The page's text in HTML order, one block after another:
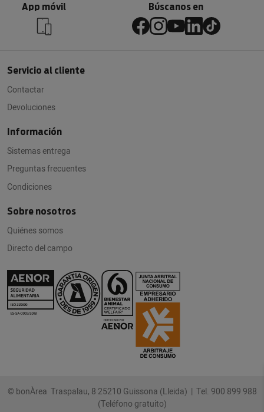
App móvil Búscanos en
Servicio al cliente
Contactar
Devoluciones
Información
Sistemas entrega
Preguntas frecuentes
Condiciones
Sobre nosotros
Quiénes somos
Directo del campo
© bonÀrea Traspalau, 8 25210 Guissona (Lleida) | Tel. 900 899 988
(Teléfono gratuito)